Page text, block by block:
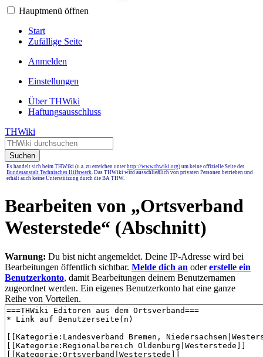
Hauptmenü öffnen
Start
Zufällige Seite
Anmelden
Einstellungen
Über THWiki
Haftungsausschluss
THWiki
Suchen
Es handelt sich beim THWiki (u.a. zu erreichen unter http://www.thwiki.org) um keine offizielle Seite der
Bundesanstalt Technisches Hilfswerk. Das THWiki wird ausschließlich von privaten Personen betrieben und
erhält auch keine Unterstützung durch die BA THW.
Bearbeiten von „Ortsverband
Westerstede“ (Abschnitt)
Warnung: Du bist nicht angemeldet. Deine IP-Adresse wird bei
Bearbeitungen öffentlich sichtbar. Melde dich an odererstelle ein
Benutzerkonto, damit Bearbeitungen deinem Benutzernamen
zugeordnet werden. Ein eigenes Benutzerkonto hat eine ganze
Reihe von Vorteilen.